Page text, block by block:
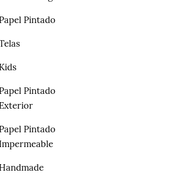
Pintado
Pintado
Pintado